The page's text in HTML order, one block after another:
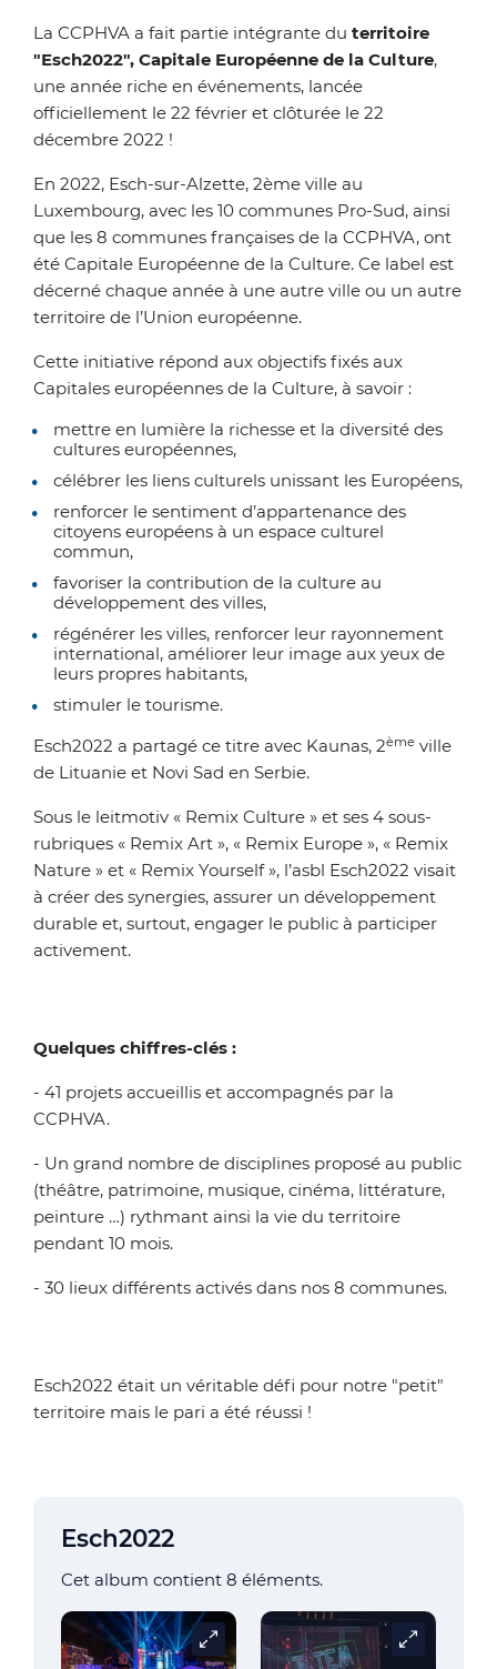
La CCPHVA a fait partie intégrante du territoire
"Esch2022", Capitale Européenne de la Culture,
une année riche en événements, lancée
officiellement le 22 février et clôturée le 22
décembre 2022 !
En 2022, Esch-sur-Alzette, 2ème ville au
Luxembourg, avec les 10 communes Pro-Sud, ainsi
que les 8 communes françaises de la CCPHVA, ont
été Capitale Européenne de la Culture. Ce label est
décerné chaque année à une autre ville ou un autre
territoire de l’Union européenne.
Cette initiative répond aux objectifs fixés aux
Capitales européennes de la Culture, à savoir :
mettre en lumière la richesse et la diversité des
cultures européennes,
célébrer les liens culturels unissant les Européens,
renforcer le sentiment d’appartenance des
citoyens européens à un espace culturel
commun,
favoriser la contribution de la culture au
développement des villes,
régénérer les villes, renforcer leur rayonnement
international, améliorer leur image aux yeux de
leurs propres habitants,
stimuler le tourisme.
Esch2022 a partagé ce titre avec Kaunas, 2ème ville
de Lituanie et Novi Sad en Serbie.
Sous le leitmotiv « Remix Culture » et ses 4 sous-
rubriques « Remix Art », « Remix Europe », « Remix
Nature » et « Remix Yourself », l’asbl Esch2022 visait
à créer des synergies, assurer un développement
durable et, surtout, engager le public à participer
activement.
Quelques chiffres-clés :
- 41 projets accueillis et accompagnés par la
CCPHVA.
- Un grand nombre de disciplines proposé au public
(théâtre, patrimoine, musique, cinéma, littérature,
peinture …) rythmant ainsi la vie du territoire
pendant 10 mois.
- 30 lieux différents activés dans nos 8 communes.
Esch2022 était un véritable défi pour notre "petit"
territoire mais le pari a été réussi !
Esch2022
Cet album contient 8 éléments.
Carrousel